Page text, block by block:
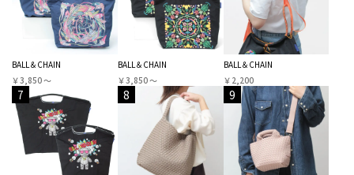
BALL＆CHAIN
￥3,850 〜
BALL＆CHAIN
￥3,850 〜
BALL＆CHAIN
￥2,200
7 8 9